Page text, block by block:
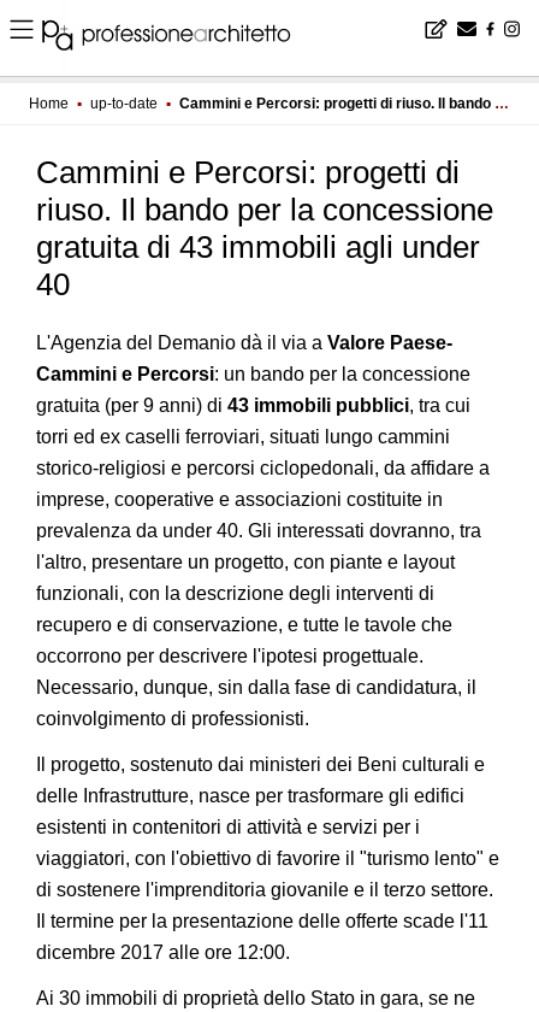
Home ▪ up-to-date ▪ Cammini e Percorsi: progetti di riuso. Il bando per la concessione gratuita di 43 immobili agli under 40
Cammini e Percorsi: progetti di
riuso. Il bando per la concessione
gratuita di 43 immobili agli under
40
L'Agenzia del Demanio dà il via a Valore Paese-
Cammini e Percorsi: un bando per la concessione
gratuita (per 9 anni) di 43 immobili pubblici, tra cui
torri ed ex caselli ferroviari, situati lungo cammini
storico-religiosi e percorsi ciclopedonali, da affidare a
imprese, cooperative e associazioni costituite in
prevalenza da under 40. Gli interessati dovranno, tra
l'altro, presentare un progetto, con piante e layout
funzionali, con la descrizione degli interventi di
recupero e di conservazione, e tutte le tavole che
occorrono per descrivere l'ipotesi progettuale.
Necessario, dunque, sin dalla fase di candidatura, il
coinvolgimento di professionisti.
Il progetto, sostenuto dai ministeri dei Beni culturali e
delle Infrastrutture, nasce per trasformare gli edifici
esistenti in contenitori di attività e servizi per i
viaggiatori, con l'obiettivo di favorire il "turismo lento" e
di sostenere l'imprenditoria giovanile e il terzo settore.
Il termine per la presentazione delle offerte scade l'11
dicembre 2017 alle ore 12:00.
Ai 30 immobili di proprietà dello Stato in gara, se ne